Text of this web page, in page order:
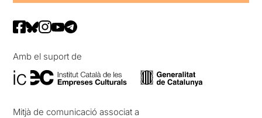
Amb el suport de
Mitjà de comunicació associat a